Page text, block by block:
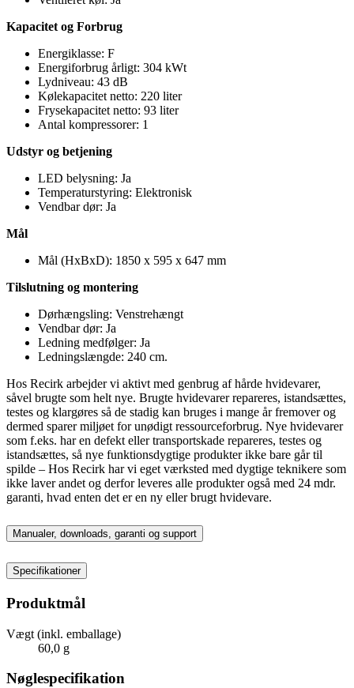
Kapacitet og Forbrug
Energiklasse: F
Energiforbrug årligt: 304 kWt
Lydniveau: 43 dB
Kølekapacitet netto: 220 liter
Frysekapacitet netto: 93 liter
Antal kompressorer: 1
Udstyr og betjening
LED belysning: Ja
Temperaturstyring: Elektronisk
Vendbar dør: Ja
Mål
Mål (HxBxD): 1850 x 595 x 647 mm
Tilslutning og montering
Dørhængsling: Venstrehængt
Vendbar dør: Ja
Ledning medfølger: Ja
Ledningslængde: 240 cm.
Hos Recirk arbejder vi aktivt med genbrug af hårde hvidevarer,
såvel brugte som helt nye. Brugte hvidevarer repareres, istandsættes,
testes og klargøres så de stadig kan bruges i mange år fremover og
dermed sparer miljøet for unødigt ressourceforbrug. Nye hvidevarer
som f.eks. har en defekt eller transportskade repareres, testes og
istandsættes, så nye funktionsdygtige produkter ikke bare går til
spilde – Hos Recirk har vi eget værksted med dygtige teknikere som
ikke laver andet og derfor leveres alle produkter også med 24 mdr.
garanti, hvad enten det er en ny eller brugt hvidevare.
Manualer, downloads, garanti og support
Specifikationer
Produktmål
Vægt (inkl. emballage)
60,0 g
Nøglespecifikation